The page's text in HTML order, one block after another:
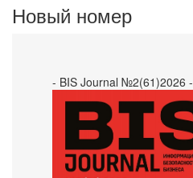
Новый номер
- BIS Journal №2(61)2026 -